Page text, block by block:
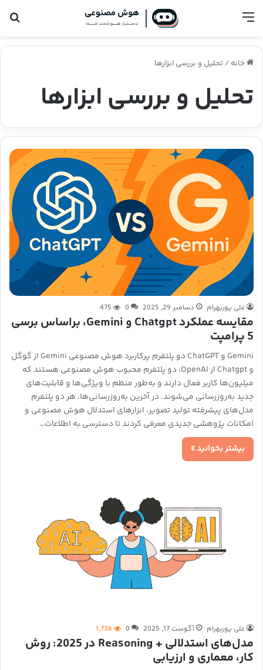
خانه / تحلیل و بررسی ابزارها
تحلیل و بررسی ابزارها
علی پوربهرام دسامبر 29, 2025 0
475
مقایسه عملکرد Chatgpt و Gemini، براساس برسی
5 پرامپت
Gemini و ChatGPT دو پلتفرم پرکاربرد هوش مصنوعی Gemini از گوگل
و Chatgpt از OpenAI، دو پلتفرم محبوب هوش مصنوعی هستند که
میلیون‌ها کاربر فعال دارند و به‌طور منظم با ویژگی‌ها و قابلیت‌های
جدید به‌روزرسانی می‌شوند. در آخرین به‌روزرسانی‌ها، هر دو پلتفرم
مدل‌های پیشرفته تولید تصویر، ابزارهای استدلال هوش مصنوعی و
امکانات پژوهشی جدیدی معرفی کردند تا دسترسی به اطلاعات…
بیشتر بخوانید »
علی پوربهرام آگوست 17, 2025 0
1,736
مدل‌های استدلالی + Reasoning در 2025: روش
کار، معماری و ارزیابی